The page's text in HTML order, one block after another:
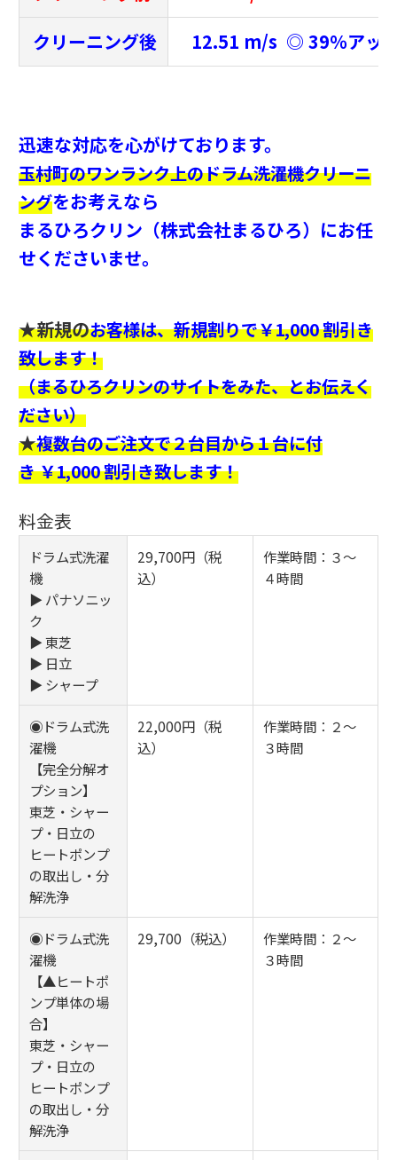
クリーニング後 12.51 m/s ◎ 39％アッ
迅速な対応を心がけております。
玉村町のワンランク上のドラム洗濯機クリーニ
ングをお考えなら
まるひろクリン（株式会社まるひろ）にお任
せくださいませ。
★新規のお客様は、新規割りで￥1,000 割引き
致します！
（まるひろクリンのサイトをみた、とお伝えく
ださい）
★複数台のご注文で２台目から１台に付
き ￥1,000 割引き致します！
料金表
ドラム式洗濯
機
▶ パナソニッ
ク
▶ 東芝
▶ 日立
▶ シャープ
29,700円（税
込）
作業時間：３～
４時間
◉ドラム式洗
濯機
【完全分解オ
プション】
東芝・シャー
プ・日立の
ヒートポンプ
の取出し・分
解洗浄
22,000円（税
込）
作業時間：２～
３時間
◉ドラム式洗
濯機
【▲ヒートポ
ンプ単体の場
合】
東芝・シャー
プ・日立の
ヒートポンプ
の取出し・分
解洗浄
29,700（税込）
作業時間：２～
３時間